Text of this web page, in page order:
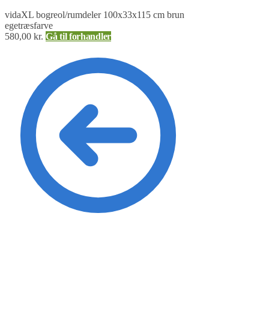
vidaXL bogreol/rumdeler 100x33x115 cm brun
egetræsfarve
580,00 kr. Gå til forhandler